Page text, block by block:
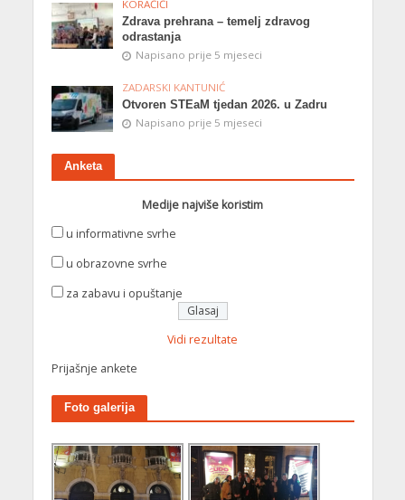
KORAČIĆI
Zdrava prehrana – temelj zdravog
odrastanja
Napisano prije 5 mjeseci
ZADARSKI KANTUNIĆ
Otvoren STEaM tjedan 2026. u Zadru
Napisano prije 5 mjeseci
Anketa
Medije najviše koristim
u informativne svrhe
u obrazovne svrhe
za zabavu i opuštanje
Vidi rezultate
Prijašnje ankete
Foto galerija